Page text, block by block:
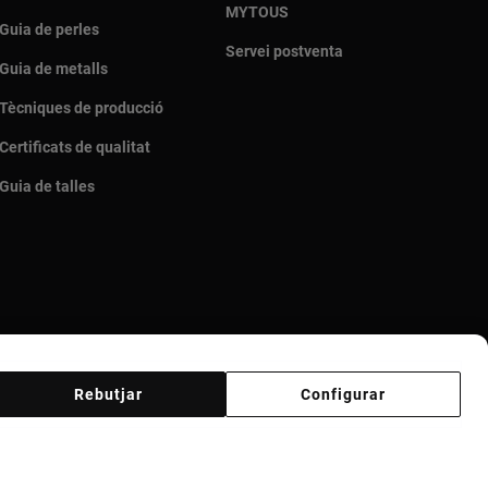
Guia de perles
Guia de metalls
Tècniques de producció
Certificats de qualitat
Guia de talles
MYTOUS
Servei postventa
Configurar
Rebutjar